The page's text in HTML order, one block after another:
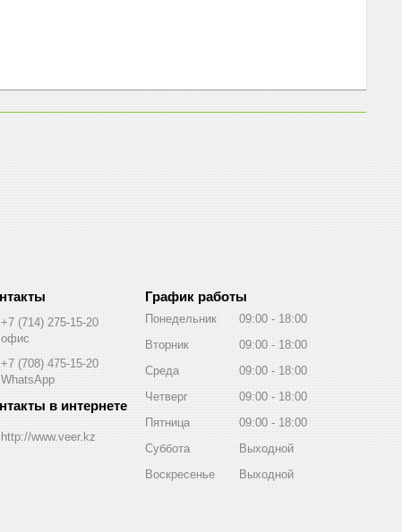
+7 (714) 275-15-20
офис
+7 (708) 475-15-20
WhatsApp
http://www.veer.kz
График работы
Понедельник 09:00
18:00
Вторник
09:00
18:00
Среда
09:00
18:00
Четверг
09:00
18:00
Пятница
09:00
18:00
Суббота
Выходной
Воскресенье
Выходной